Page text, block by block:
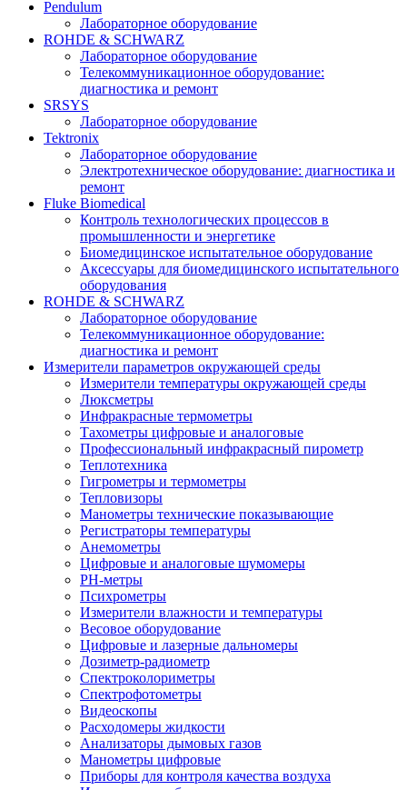
Pendulum
Лабораторное оборудование
ROHDE & SCHWARZ
Лабораторное оборудование
Телекоммуникационное оборудование:
диагностика и ремонт
SRSYS
Лабораторное оборудование
Tektronix
Лабораторное оборудование
Электротехническое оборудование: диагностика и
ремонт
Fluke Biomedical
Контроль технологических процессов в
промышленности и энергетике
Биомедицинское испытательное оборудование
Аксессуары для биомедицинского испытательного
оборудования
ROHDE & SCHWARZ
Лабораторное оборудование
Телекоммуникационное оборудование:
диагностика и ремонт
Измерители параметров окружающей среды
Измерители температуры окружающей среды
Люксметры
Инфракрасные термометры
Тахометры цифровые и аналоговые
Профессиональный инфракрасный пирометр
Теплотехника
Гигрометры и термометры
Тепловизоры
Манометры технические показывающие
Регистраторы температуры
Анемометры
Цифровые и аналоговые шумомеры
PH-метры
Психрометры
Измерители влажности и температуры
Весовое оборудование
Цифровые и лазерные дальномеры
Дозиметр-радиометр
Спектроколориметры
Спектрофотометры
Видеоскопы
Расходомеры жидкости
Анализаторы дымовых газов
Манометры цифровые
Приборы для контроля качества воздуха